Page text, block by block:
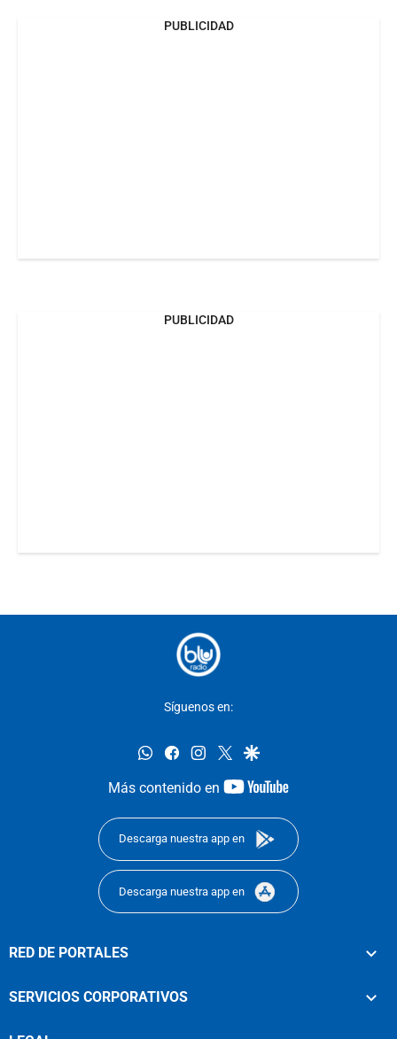
PUBLICIDAD
PUBLICIDAD
Síguenos en:
whatsappfacebookinstagram
twittergoogle
Más contenido en
youtube-
Descarga nuestra app en
Descarga nuestra app en
RED DE PORTALES
SERVICIOS CORPORATIVOS